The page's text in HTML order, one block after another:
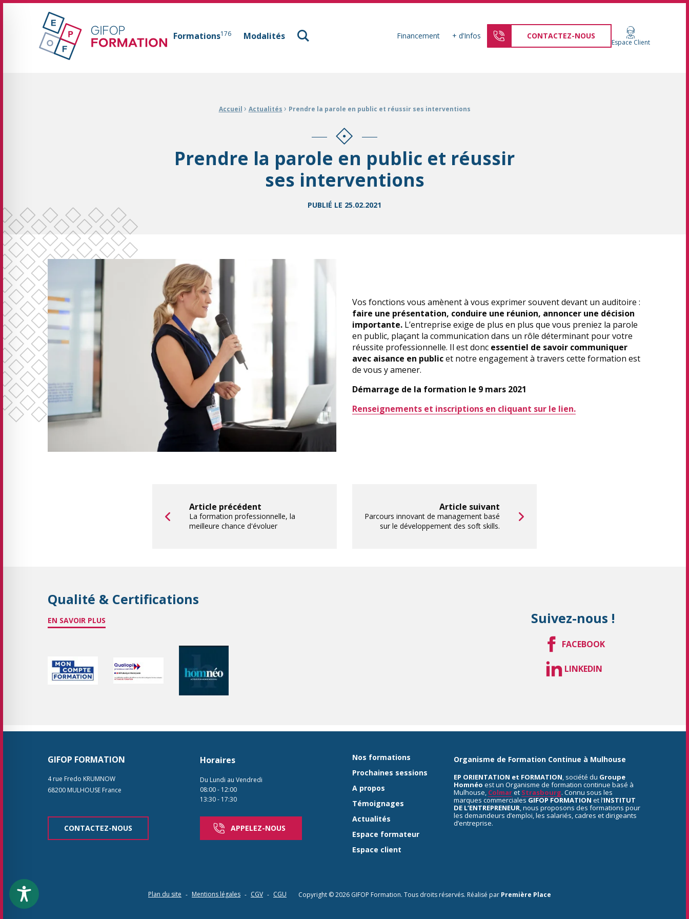
GIFOP Formation Centre de formation continue à Mulhouse
Formations176 Modalités Financement + d’Infos CONTACTEZ-NOUS
Espace Client
Accueil › Actualités › Prendre la parole en public et réussir ses interventions
Prendre la parole en public et réussir
ses interventions
PUBLIÉ LE 25.02.2021
Vos fonctions vous amènent à vous exprimer souvent devant un auditoire :
faire une présentation, conduire une réunion, annoncer une décision
importante. L’entreprise exige de plus en plus que vous preniez la parole
en public, plaçant la communication dans un rôle déterminant pour votre
réussite professionnelle. Il est donc essentiel de savoir communiquer
avec aisance en publicet notre engagement à travers cette formation est
de vous y amener.
Démarrage de la formation le 9 mars 2021
Renseignements et inscriptions en cliquant sur le lien.
Article précédent
La formation professionnelle, la
meilleure chance d'évoluer
Article suivant
Parcours innovant de management basé
sur le développement des soft skills.
Qualité & Certifications
EN SAVOIR PLUS Suivez-nous !
FACEBOOK
LINKEDIN
GIFOP FORMATION
4 rue Fredo KRUMNOW
68200 MULHOUSE France
CONTACTEZ-NOUS
Horaires
Du Lundi au Vendredi
08:00- 12:00
13:30- 17:30
APPELEZ-NOUS
Nos formations
Prochaines sessions
A propos
Témoignages
Actualités
Espace formateur
Espace client
Organisme de Formation Continue à Mulhouse
EP ORIENTATION et FORMATION, société du Groupe
Homnéoest un Organisme de formation continue basé à
Mulhouse, Colmaret Strasbourg. Connu sous les
marques commercialesGIFOP FORMATION et l’INSTITUT
DE L’ENTREPRENEUR, nous proposons des formations pour
les demandeurs d’emploi, les salariés, cadres et dirigeants
d’entreprise.
Plan du site Mentions légales CGV CGU Copyright © 2026 GIFOP Formation. Tous droits réservés. Réalisé par Première Place